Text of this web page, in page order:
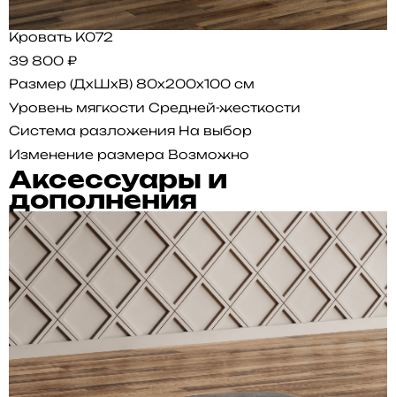
Кровать K072
39 800 ₽
Размер (ДхШхВ) 80x200x100 см
Уровень мягкости Средней-жесткости
Система разложения На выбор
Изменение размера Возможно
Аксессуары и
дополнения